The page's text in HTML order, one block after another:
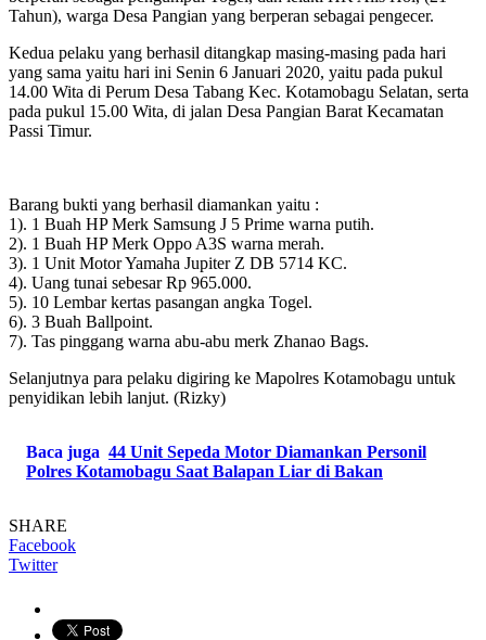
Tahun), warga Desa Pangian yang berperan sebagai pengecer.
Kedua pelaku yang berhasil ditangkap masing-masing pada hari
yang sama yaitu hari ini Senin 6 Januari 2020, yaitu pada pukul
14.00 Wita di Perum Desa Tabang Kec. Kotamobagu Selatan, serta
pada pukul 15.00 Wita, di jalan Desa Pangian Barat Kecamatan
Passi Timur.
Barang bukti yang berhasil diamankan yaitu :
1). 1 Buah HP Merk Samsung J 5 Prime warna putih.
2). 1 Buah HP Merk Oppo A3S warna merah.
3). 1 Unit Motor Yamaha Jupiter Z DB 5714 KC.
4). Uang tunai sebesar Rp 965.000.
5). 10 Lembar kertas pasangan angka Togel.
6). 3 Buah Ballpoint.
7). Tas pinggang warna abu-abu merk Zhanao Bags.
Selanjutnya para pelaku digiring ke Mapolres Kotamobagu untuk
penyidikan lebih lanjut. (Rizky)
Baca juga 44 Unit Sepeda Motor Diamankan Personil
Polres Kotamobagu Saat Balapan Liar di Bakan
SHARE
Facebook
Twitter